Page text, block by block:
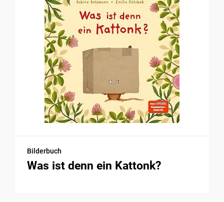
Bilderbuch
Was ist denn ein Kattonk?